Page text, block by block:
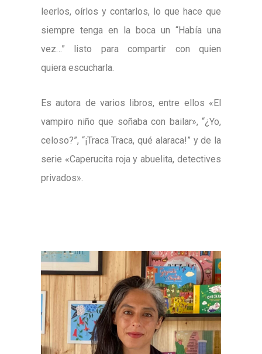
leerlos, oírlos y contarlos, lo que hace que
siempre tenga en la boca un “Había una
vez…” listo para compartir con quien
quiera escucharla.
Es autora de varios libros, entre ellos «El
vampiro niño que soñaba con bailar», “¿Yo,
celoso?”, “¡Traca Traca, qué alaraca!” y de la
serie «Caperucita roja y abuelita, detectives
privados».